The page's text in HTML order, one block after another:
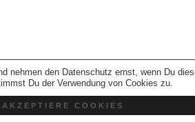
nehmen den Datenschutz ernst, wenn Du
Du der Verwendung von Cookies zu.
COOKIES